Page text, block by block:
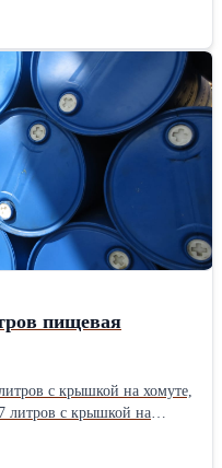
растений ПИЩЕВЫЕ
с понедельника по
суббота и
пищевая
с крышкой на хомуте,
литров с крышкой на
1000 рублей за штуку.
по 1500 рублей за